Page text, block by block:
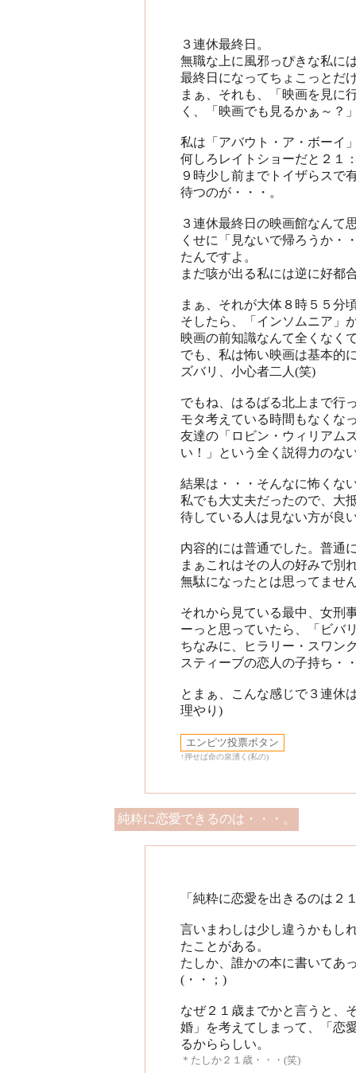
３連休最終日。
無職な上に風邪っぴきな私に
最終日になってちょこっとだ
まぁ、それも、「映画を見に
く、「映画でも見るかぁ～？
私は「アバウト・ア・ボーイ
何しろレイトショーだと２１
９時少し前までトイザらスで
待つのが・・・。
３連休最終日の映画館なんて
くせに「見ないで帰ろうか・
たんですよ。
まだ咳が出る私には逆に好都
まぁ、それが大体８時５５分
そしたら、「インソムニア」
映画の前知識なんて全くなく
でも、私は怖い映画は基本的
ズバリ、小心者二人(笑)
でもね、はるばる北上まで行
モタ考えている時間もなくな
友達の「ロビン・ウィリアム
い！」という全く説得力のな
結果は・・・そんなに怖くな
私でも大丈夫だったので、大
待している人は見ない方が良
内容的には普通でした。普通
まぁこれはその人の好みで別
無駄になったとは思ってませ
それから見ている最中、女刑
ーっと思っていたら、「ビバ
ちなみに、ヒラリー・スワン
スティーブの恋人の子持ち・
とまぁ、こんな感じで３連休
理やり)
↑押せば命の泉湧く(私の)
純粋に恋愛できるのは・・・。
「純粋に恋愛を出きるのは
言いまわしは少し違うかもし
たことがある。
たしか、誰かの本に書いてあ
(・・；)
なぜ２１歳までかと言うと、
婚」を考えてしまって、「恋
るかららしい。
＊たしか２１歳・・・(笑)